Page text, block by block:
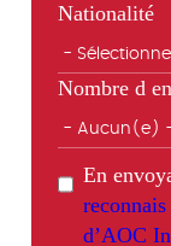
Nationalité
Nombre d
En
d’AOC